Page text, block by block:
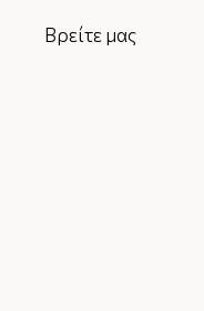
Βρείτε μας